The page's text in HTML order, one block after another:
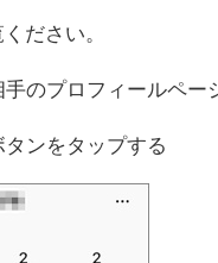
ださい。
のプロフィールペー
ンをタップする